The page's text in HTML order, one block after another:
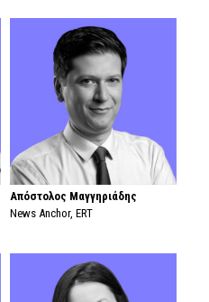
Απόστολος Μαγγηριάδης
News Anchor, ERT